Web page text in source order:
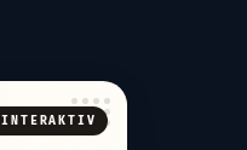
INTERAKTIV